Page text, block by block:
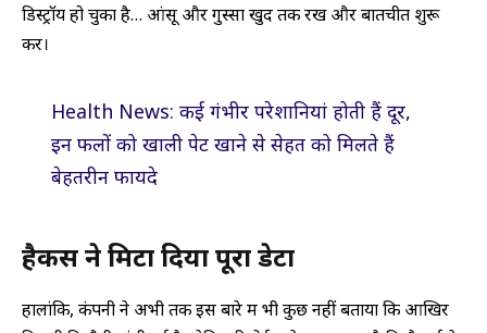
डिस्ट्रॉय हो चुका है… आंसू और गुस्सा खुद तक रखें और बातचीत शुरू
करें।
Health News: कई गंभीर परेशानियां होती हैं दूर,
इन फलों को खाली पेट खाने से सेहत को मिलते हैं
बेहतरीन फायदे
हैकर्स ने मिटा दिया पूरा डेटा
हालांकि, कंपनी ने अभी तक इस बारे में भी कुछ नहीं बताया कि आखिर